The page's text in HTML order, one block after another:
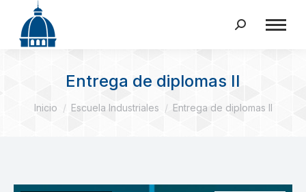
Buscar:
Entrega de diplomas II
Estás aquí:
Inicio Escuela Industriales Entrega de diplomas II